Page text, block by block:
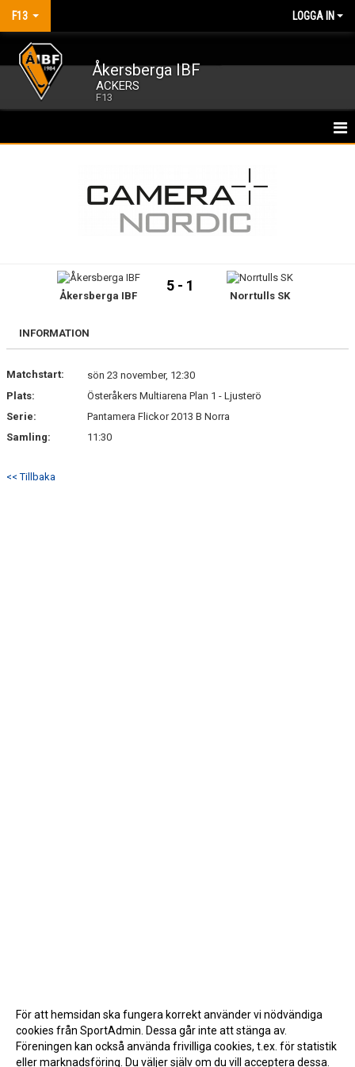
F13 LOGGA IN
Åkersberga IBF
ACKERS
F13
BILDGALLERI
KONTAKT
Åkersberga IBF
5 - 1
Norrtulls SK
INFORMATION
Matchstart:
sön 23 november, 12:30
Plats:
Österåkers Multiarena Plan 1 - Ljusterö
Serie:
Pantamera Flickor 2013 B Norra
Samling:
11:30
<< Tillbaka
För att hemsidan ska fungera korrekt använder vi nödvändiga
cookies från SportAdmin. Dessa går inte att stänga av.
Föreningen kan också använda frivilliga cookies, t.ex. för statistik
eller marknadsföring. Du väljer själv om du vill acceptera dessa.